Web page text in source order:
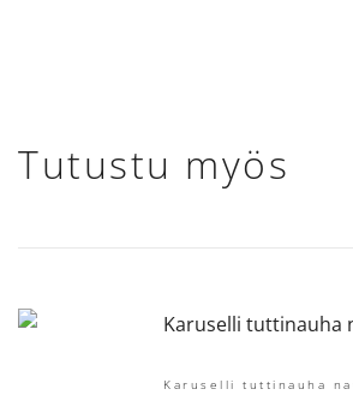
Tutustu myös
Karuselli tuttinauha